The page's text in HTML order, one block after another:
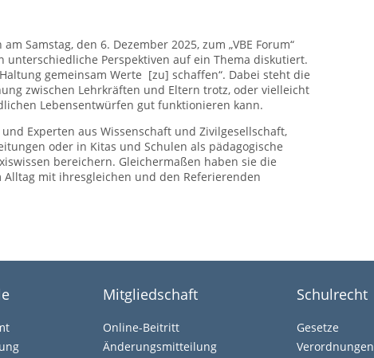
Samstag, den 6. Dezember 2025, zum „VBE Forum“
Perspektiven auf ein Thema diskutiert.
gemeinsam Werte [zu] schaffen“. Dabei steht die
zwischen Lehrkräften und Eltern trotz, oder vielleicht
Lebensentwürfen gut funktionieren kann.
Experten aus Wissenschaft und Zivilgesellschaft,
oder in Kitas und Schulen als pädagogische
bereichern. Gleichermaßen haben sie die
mit ihresgleichen und den Referierenden
Mitgliedschaft
Online-Beitritt
Änderungsmitteilung
Schulrecht
Gesetze
Verordnungen